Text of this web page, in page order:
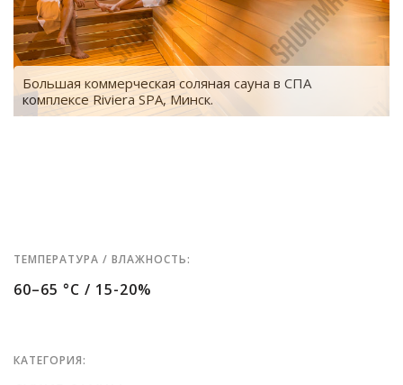
Большая коммерческая соляная сауна в СПА
комплексе Riviera SPA, Минск.
ТЕМПЕРАТУРА / ВЛАЖНОСТЬ:
60–65 °С / 15-20%
КАТЕГОРИЯ: